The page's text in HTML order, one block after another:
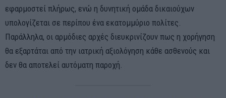
εφαρμοστεί πλήρως, ενώ η δυνητική ομάδα δικαιούχων
υπολογίζεται σε περίπου ένα εκατομμύριο πολίτες.
Παράλληλα, οι αρμόδιες αρχές διευκρινίζουν πως η χορήγηση
θα εξαρτάται από την ιατρική αξιολόγηση κάθε ασθενούς και
δεν θα αποτελεί αυτόματη παροχή.